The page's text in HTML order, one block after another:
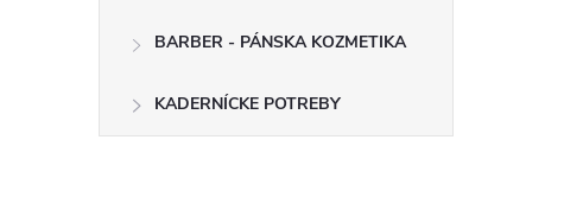
BARBER - PÁNSKA KOZMETIKA
KADERNÍCKE POTREBY